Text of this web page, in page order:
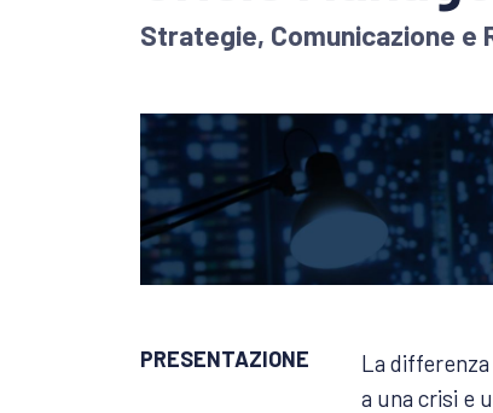
Strategie, Comunicazione e
PRESENTAZIONE
La differenza
a una crisi e